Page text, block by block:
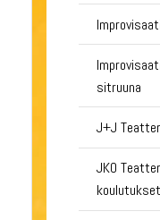
sitruuna
J+J
JKO
koulutukset